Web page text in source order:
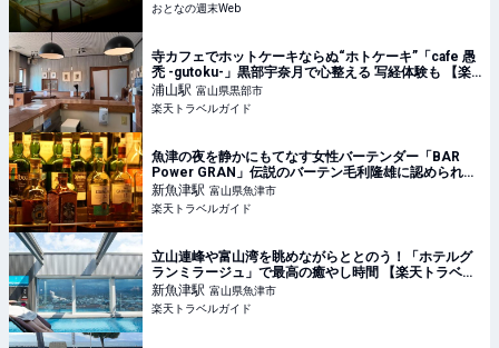
おとなの週末Web
寺カフェでホットケーキならぬ“ホトケーキ”「cafe 愚
禿 -gutoku-」黒部宇奈月で心整える 写経体験も 【楽
天トラベル】
浦山駅 富山県黒部市
楽天トラベルガイド
魚津の夜を静かにもてなす女性バーテンダー「BAR
Power GRAN」伝説のバーテン毛利隆雄に認められた
オーセンティックバー 【楽天トラベル】
新魚津駅 富山県魚津市
楽天トラベルガイド
立山連峰や富山湾を眺めながらととのう！「ホテルグ
ランミラージュ」で最高の癒やし時間 【楽天トラベ
ル】
新魚津駅 富山県魚津市
楽天トラベルガイド